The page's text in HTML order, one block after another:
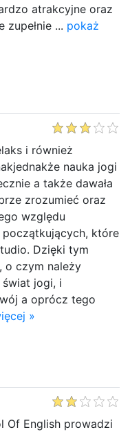
atrakcyjne oraz
... pokaż
i również
nauka jogi
a także dawała
zrozumieć oraz
względu
początkujących, które
Dzięki tym
o czym należy
jogi, i
a oprócz tego
»
Of English prowadzi